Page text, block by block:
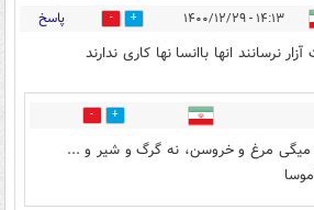
۱۴:۱۳ - ۱۴۰۰/۱۲/۲۹ 17 پاسخ
نرسانند انها باانسا نها کاری ندارند
10
میگی مرغ و خروسن، نه گرگ و شیر و ...